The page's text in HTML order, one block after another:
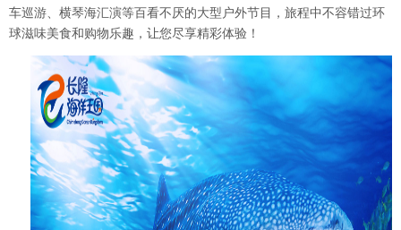
车巡游、横琴海汇演等百看不厌的大型户外节目，旅程中不容错过环
球滋味美食和购物乐趣，让您尽享精彩体验！